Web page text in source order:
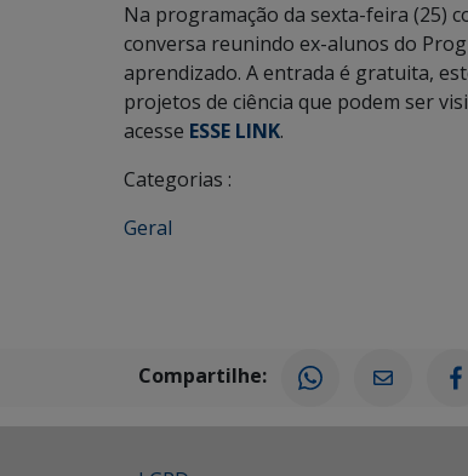
Na programação da sexta-feira (25)
conversa reunindo ex-alunos do
aprendizado. A entrada é gratuita,
projetos de ciência que podem ser
acesse ESSE LINK.
Categorias :
Geral
Compartilhe: